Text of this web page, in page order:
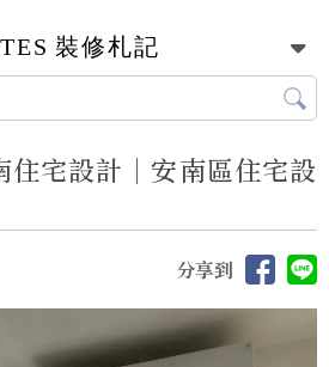
裝修札記
住宅設計｜安南區住宅設
分享到